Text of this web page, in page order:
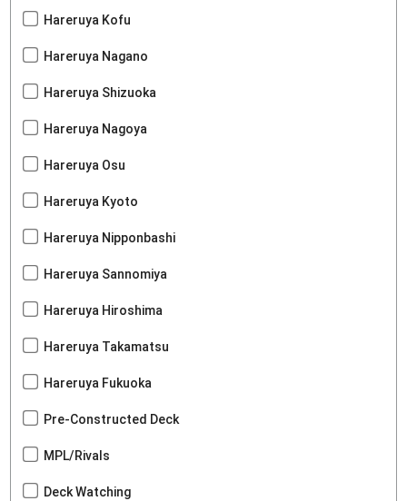
Hareruya Kofu
Hareruya Nagano
Hareruya Shizuoka
Hareruya Nagoya
Hareruya Osu
Hareruya Kyoto
Hareruya Nipponbashi
Hareruya Sannomiya
Hareruya Hiroshima
Hareruya Takamatsu
Hareruya Fukuoka
Pre-Constructed Deck
MPL/Rivals
Deck Watching